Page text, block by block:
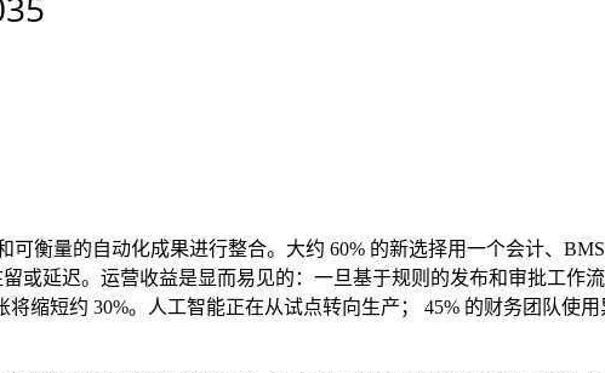
衡量的自动化成果进行整合。大约 60% 的新选择用一个会计、
或延迟。运营收益是显而易见的：一旦基于规则的发布和审批工作
缩短约 30%。人工智能正在从试点转向生产； 45% 的财务团队使